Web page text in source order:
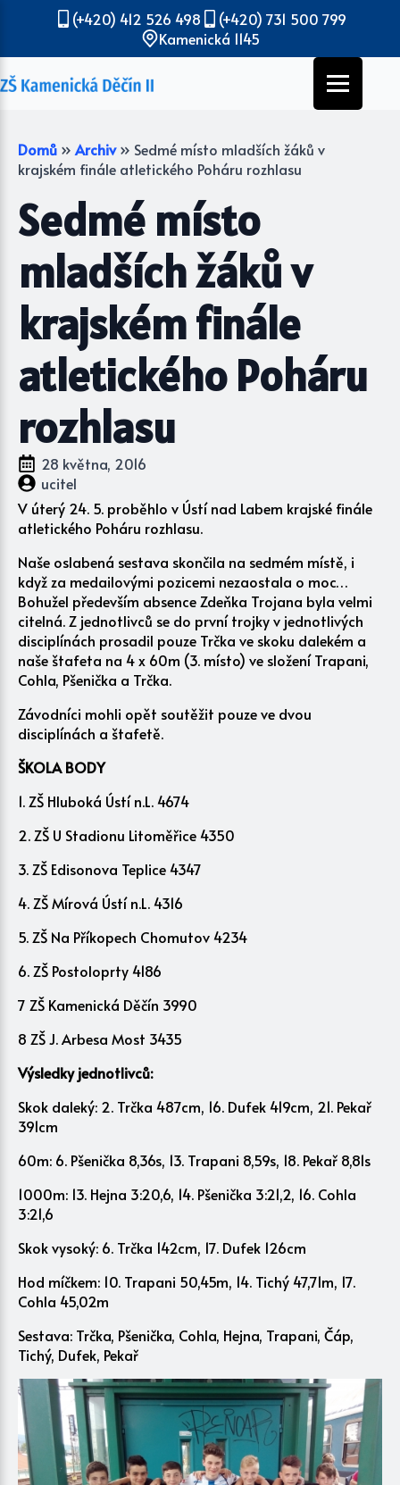
(+420) 412 526 498
(+420) 731 500 799
Kamenická 1145
Domů » Archiv » Sedmé místo mladších žáků v
krajském finále atletického Poháru rozhlasu
Sedmé místo
mladších žáků v
krajském finále
atletického Poháru
rozhlasu
28 května, 2016
ucitel
V úterý 24. 5. proběhlo v Ústí nad Labem krajské finále
atletického Poháru rozhlasu.
Naše oslabená sestava skončila na sedmém místě, i
když za medailovými pozicemi nezaostala o moc…
Bohužel především absence Zdeňka Trojana byla velmi
citelná. Z jednotlivců se do první trojky v jednotlivých
disciplínách prosadil pouze Trčka ve skoku dalekém a
naše štafeta na 4 x 60m (3. místo) ve složení Trapani,
Cohla, Pšenička a Trčka.
Závodníci mohli opět soutěžit pouze ve dvou
disciplínách a štafetě.
ŠKOLA BODY
1. ZŠ Hluboká Ústí n.L. 4674
2. ZŠ U Stadionu Litoměřice 4350
3. ZŠ Edisonova Teplice 4347
4. ZŠ Mírová Ústí n.L. 4316
5. ZŠ Na Příkopech Chomutov 4234
6. ZŠ Postoloprty 4186
7 ZŠ Kamenická Děčín 3990
8 ZŠ J. Arbesa Most 3435
Výsledky jednotlivců:
Skok daleký: 2. Trčka 487cm, 16. Dufek 419cm, 21. Pekař
391cm
60m: 6. Pšenička 8,36s, 13. Trapani 8,59s, 18. Pekař 8,81s
1000m: 13. Hejna 3:20,6, 14. Pšenička 3:21,2, 16. Cohla
3:21,6
Skok vysoký: 6. Trčka 142cm, 17. Dufek 126cm
Hod míčkem: 10. Trapani 50,45m, 14. Tichý 47,71m, 17.
Cohla 45,02m
Sestava: Trčka, Pšenička, Cohla, Hejna, Trapani, Čáp,
Tichý, Dufek, Pekař